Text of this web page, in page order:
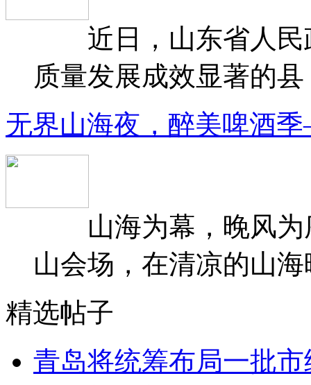
近日，山东省人民
质量发展成效显著的
无界山海夜，醉美啤酒
山海为幕，晚风为
山会场，在清凉的山
精选帖子
青岛将统筹布局一批市